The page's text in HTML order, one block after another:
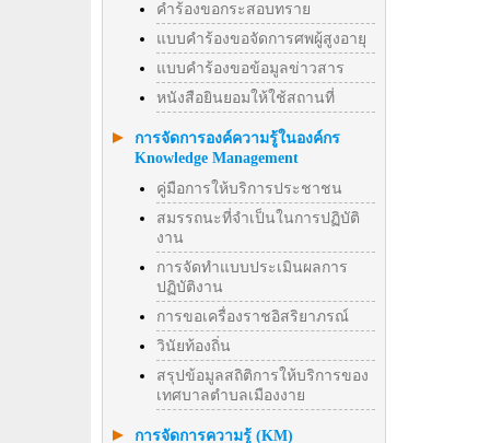
คำร้องขอกระสอบทราย
แบบคำร้องขอจัดการศพผู้สูงอายุ
แบบคำร้องขอข้อมูลข่าวสาร
หนังสือยินยอมให้ใช้สถานที่
การจัดการองค์ความรู้ในองค์กร
Knowledge Management
คู่มือการให้บริการประชาชน
สมรรถนะที่จำเป็นในการปฏิบัติ
งาน
การจัดทำแบบประเมินผลการ
ปฏิบัติงาน
การขอเครื่องราชอิสริยาภรณ์
วินัยท้องถิ่น
สรุปข้อมูลสถิติการให้บริการของ
เทศบาลตำบลเมืองงาย
การจัดการความรู้ (KM)